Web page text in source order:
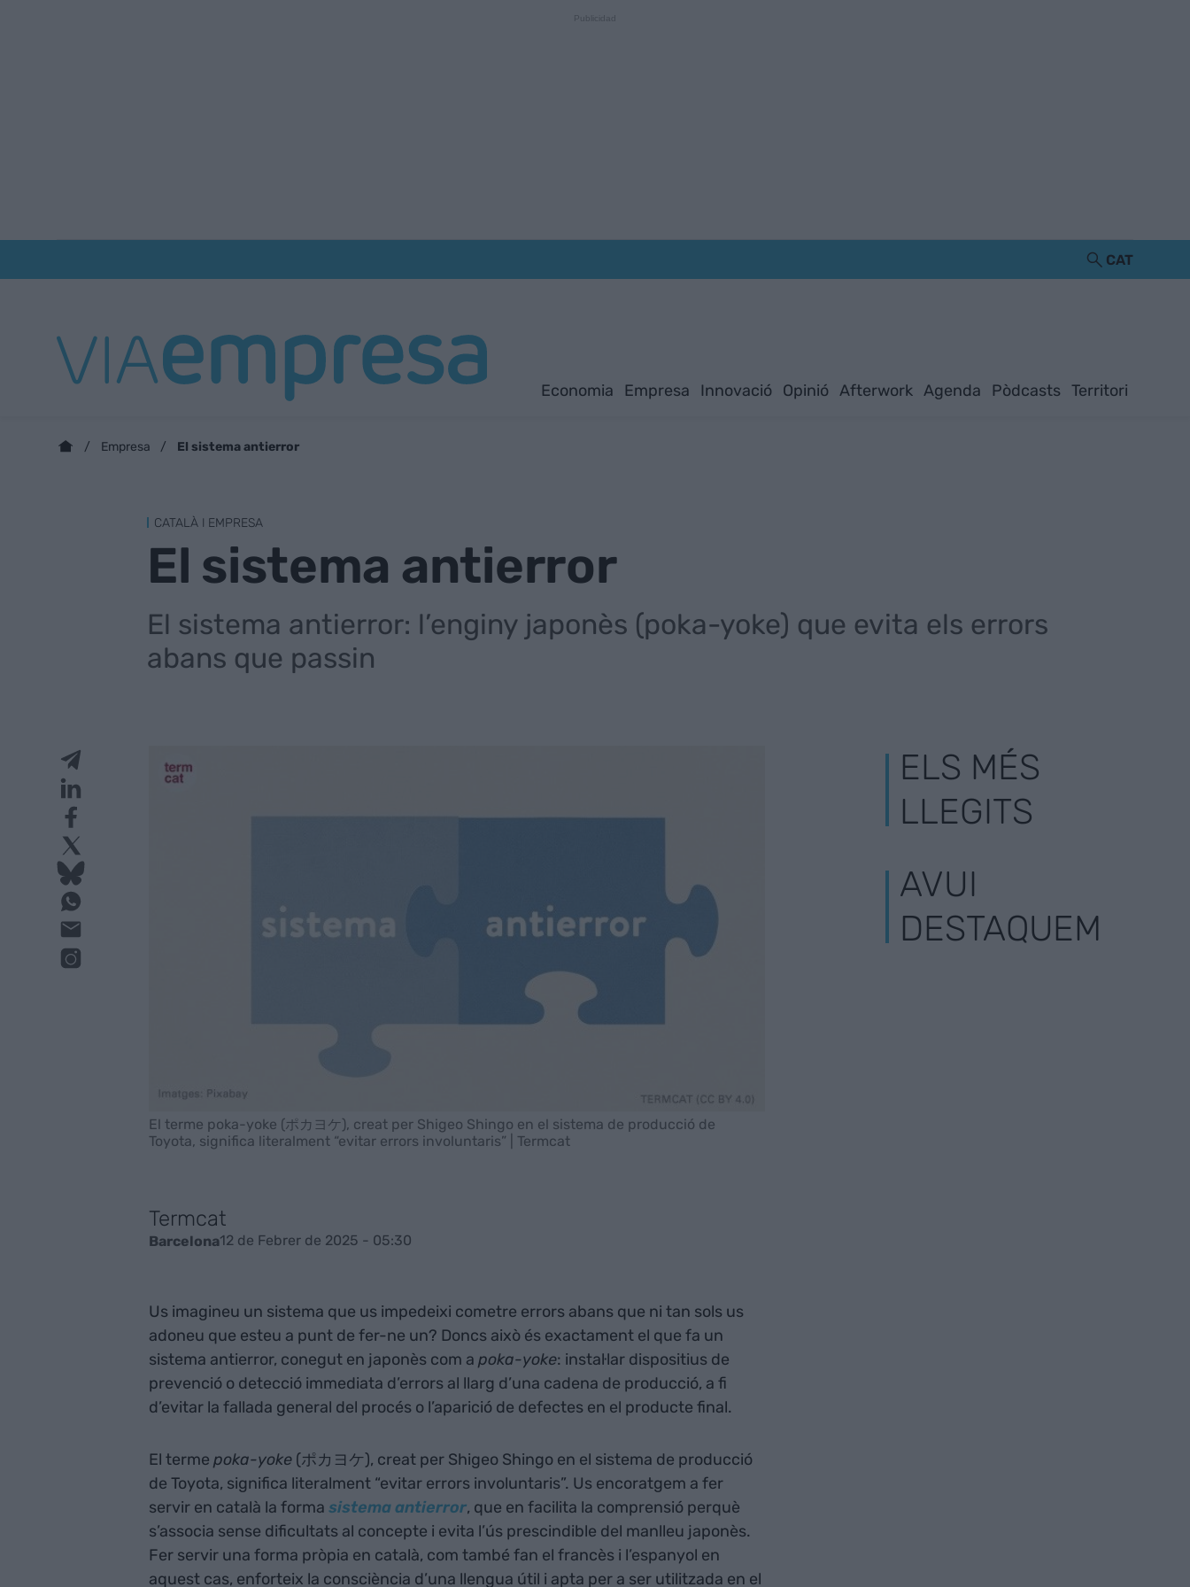
CAT
Economia Empresa Innovació Opinió Afterwork Agenda Pòdcasts Territori
Empresa El sistema antierror
CATALÀ I EMPRESA
El sistema antierror
El sistema antierror: l’enginy japonès (poka-yoke) que evita els errors
abans que passin
El terme poka-yoke (ポカヨケ), creat per Shigeo Shingo en el sistema de producció de
Toyota, significa literalment “evitar errors involuntaris” | Termcat
Termcat
Barcelona12 de Febrer de 2025 - 05:30
Us imagineu un sistema que us impedeixi cometre errors abans que ni tan sols us
adoneu que esteu a punt de fer-ne un? Doncs això és exactament el que fa un
sistema antierror, conegut en japonès com a poka-yoke: instal·lar dispositius de
prevenció o detecció immediata d’errors al llarg d’una cadena de producció, a fi
d’evitar la fallada general del procés o l’aparició de defectes en el producte final.
El terme poka-yoke(ポカヨケ), creat per Shigeo Shingo en el sistema de producció
de Toyota, significa literalment “evitar errors involuntaris”. Us encoratgem a fer
servir en català la forma sistema antierror, que en facilita la comprensió perquè
s’associa sense dificultats al concepte i evita l’ús prescindible del manlleu japonès.
Fer servir una forma pròpia en català, com també fan el francès i l’espanyol en
aquest cas, enforteix la consciència d’una llengua útil i apta per a ser utilitzada en el
ELS MÉS
LLEGITS
AVUI
DESTAQUEM